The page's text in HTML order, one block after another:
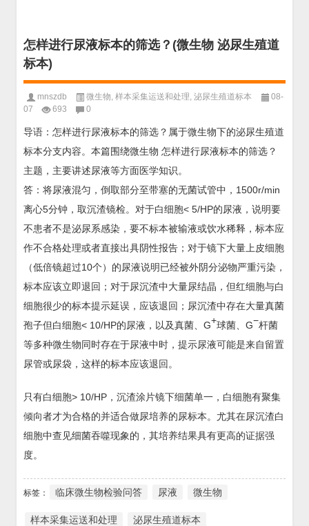
怎样进行尿液标本的筛选？(微生物 泌尿生殖道
标本)
mnszdb 微生物, 样本采集运送和处理, 泌尿生殖道标本
08-
07
693 0
导语：怎样进行尿液标本的筛选？属于微生物下的泌尿生殖道
标本分支内容。本篇围绕微生物 怎样进行尿液标本的筛选？
主题，主要讲述尿液等方面医学知识。
答：将尿液混匀，倒取部分至带塞的无菌试管中，1500r/min
离心5分钟，取沉渣镜检。对于白细胞< 5/HP的尿液，说明要
不患者不是泌尿系感染，要不标本被输液或饮水稀释，标本应
作不合格处理或者直接出具阴性报告；对于镜下大量上皮细胞
（低倍镜超过10个）的尿液说明已经被外阴分泌物严重污染，
标本应该立即退回；对于尿沉渣中大量尿结晶，但红细胞与白
细胞很少的标本提示延误，应该退回；尿沉渣中存在大量真菌
孢子但白细胞< 10/HP的尿液，以及真菌、G+球菌、G−杆菌
等多种微生物同时存在于尿液中时，提示尿液可能是来自留置
尿管或尿袋，这样的标本应该退回。
只有白细胞> 10/HP，沉渣涂片镜下细菌单一，白细胞有聚集
倾向者才为合格的并适合做尿培养的尿标本。尤其在尿沉渣白
细胞中查见细菌吞噬现象的，其培养结果具有更高的证据强
度。
标签： 临床微生物检验问答 尿液 微生物
样本采集运送和处理 泌尿生殖道标本